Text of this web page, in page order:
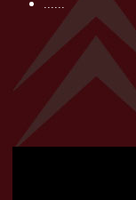
......